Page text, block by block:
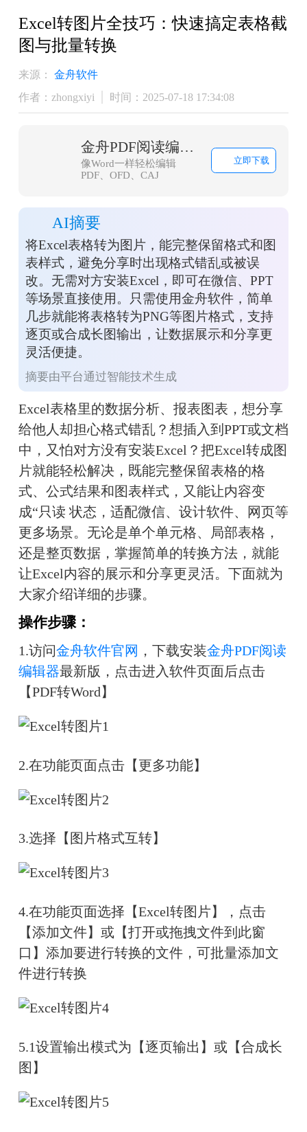
Excel转图片全技巧：快速搞定表格截
图与批量转换
来源：
金舟软件
作者：zhongxiyi
时间：2025-07-18 17:34:08
金舟PDF阅读编辑器
像Word一样轻松编辑
PDF、OFD、CAJ
立即下载
AI摘要
将Excel表格转为图片，能完整保留格式和图
表样式，避免分享时出现格式错乱或被误
改。无需对方安装Excel，即可在微信、PPT
等场景直接使用。只需使用金舟软件，简单
几步就能将表格转为PNG等图片格式，支持
逐页或合成长图输出，让数据展示和分享更
灵活便捷。
摘要由平台通过智能技术生成
Excel表格里的数据分析、报表图表，想分享
给他人却担心格式错乱？想插入到PPT或文档
中，又怕对方没有安装Excel？把Excel转成图
片就能轻松解决，既能完整保留表格的格
式、公式结果和图表样式，又能让内容变
成“只读 状态，适配微信、设计软件、网页等
更多场景。无论是单个单元格、局部表格，
还是整页数据，掌握简单的转换方法，就能
让Excel内容的展示和分享更灵活。下面就为
大家介绍详细的步骤。
操作步骤：
1.访问金舟软件官网 ，下载安装金舟PDF阅读
编辑器最新版，点击进入软件页面后点击
【PDF转Word】
2.在功能页面点击【更多功能】
3.选择【图片格式互转】
4.在功能页面选择【Excel转图片】，点击
【添加文件】或【打开或拖拽文件到此窗
口】添加要进行转换的文件，可批量添加文
件进行转换
5.1设置输出模式为【逐页输出】或【合成长
图】